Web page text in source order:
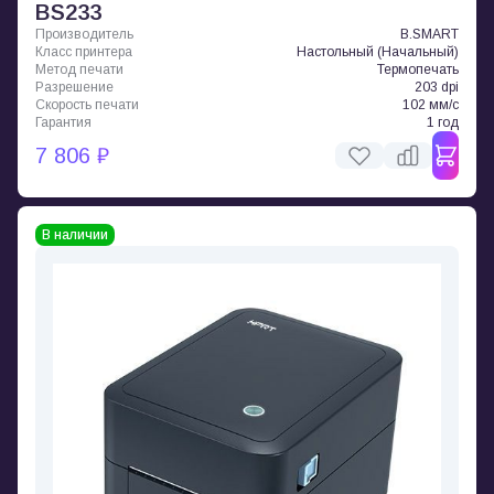
BS233
Производитель
B.SMART
Класс принтера
Настольный (Начальный)
Метод печати
Термопечать
Разрешение
203 dpi
Скорость печати
102 мм/с
Гарантия
1 год
7 806 ₽
В наличии